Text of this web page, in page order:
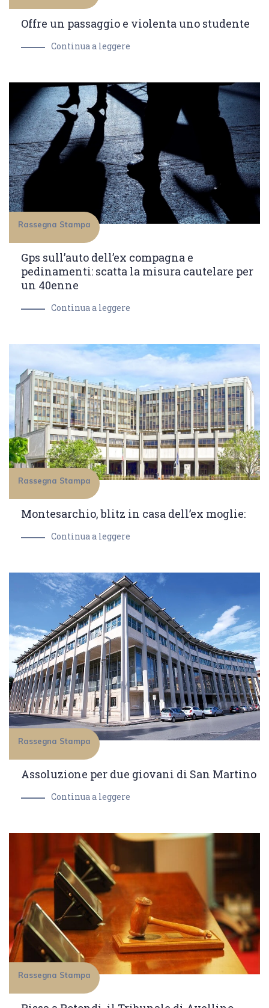
Offre un passaggio e violenta uno studente
Continua a leggere
Rassegna Stampa
Gps sull’auto dell’ex compagna e
pedinamenti: scatta la misura cautelare per
un 40enne
Continua a leggere
Rassegna Stampa
Montesarchio, blitz in casa dell’ex moglie:
Continua a leggere
Rassegna Stampa
Assoluzione per due giovani di San Martino
Continua a leggere
Rassegna Stampa